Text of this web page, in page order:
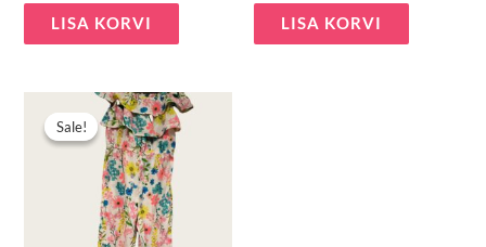
LISA KORVI LISA KORVI
Sale!
Sale!
Algne
hind
oli:
10,00 €.
Praegune
hind
on:
6,90 €.